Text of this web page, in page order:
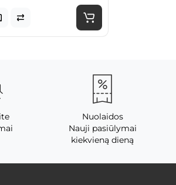
Nuolaidos
Nauji pasiūlymai
kiekvieną dieną